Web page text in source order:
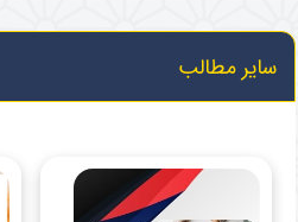
سایر مطالب